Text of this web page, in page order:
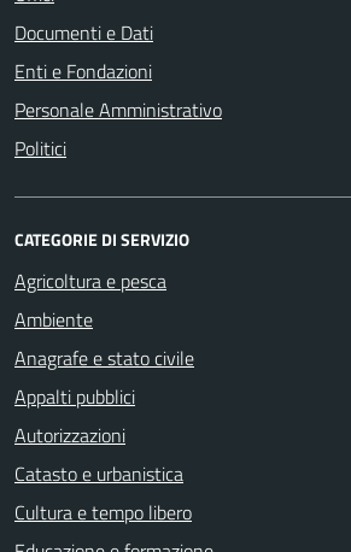
Documenti e Dati
Enti e Fondazioni
Personale Amministrativo
Politici
CATEGORIE DI SERVIZIO
Agricoltura e pesca
Ambiente
Anagrafe e stato civile
Appalti pubblici
Autorizzazioni
Catasto e urbanistica
Cultura e tempo libero